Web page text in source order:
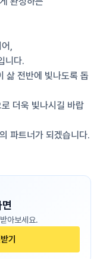
,
니다.
삶 전반에 빛나도록 돕
더욱 빛나시길 바랍
파트너가 되겠습니다.
아보세요.
기